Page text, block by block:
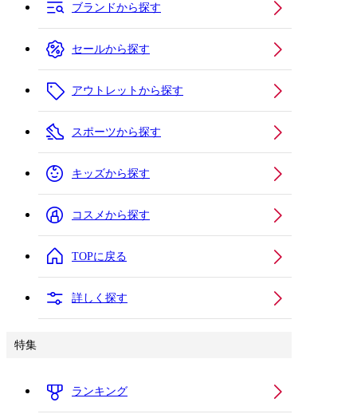
ブランドから探す
セールから探す
アウトレットから探す
スポーツから探す
キッズから探す
コスメから探す
TOPに戻る
詳しく探す
特集
ランキング